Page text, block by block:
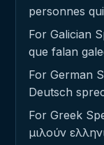
personnes
For Galician
que falan
For German
Deutsch
For Greek
μιλούν